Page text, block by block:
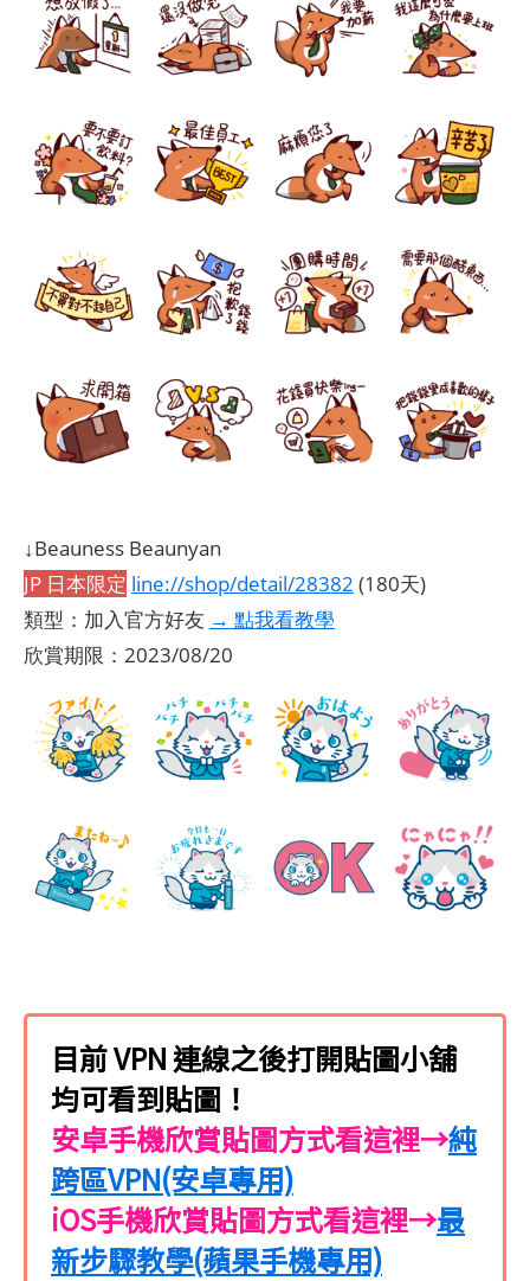
↓Beauness Beaunyan
JP 日本限定 line://shop/detail/28382 (180天)
類型：加入官方好友 → 點我看教學
欣賞期限：2023/08/20
目前 VPN 連線之後打開貼圖小舖
均可看到貼圖！
安卓手機欣賞貼圖方式看這裡→純
跨區VPN(安卓專用)
iOS手機欣賞貼圖方式看這裡→最
新步驟教學(蘋果手機專用)